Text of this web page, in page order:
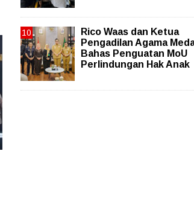
Rico Waas dan Ketua
Pengadilan Agama
Bahas Penguatan MoU
Perlindungan Hak Anak